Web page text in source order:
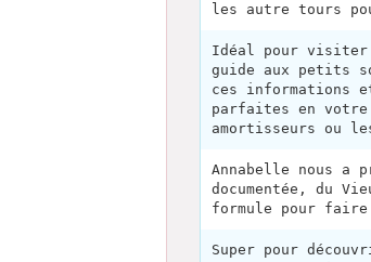
les autre tours
Idéal pour
guide aux petits
ces informations
parfaites en
amortisseurs ou
Annabelle nous a
documentée, du
formule pour
Super pour